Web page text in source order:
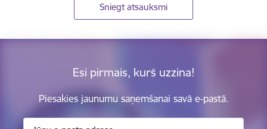
Sniegt atsauksmi
Esi pirmais, kurš uzzina!
Piesakies jaunumu saņemšanai savā e-pastā.